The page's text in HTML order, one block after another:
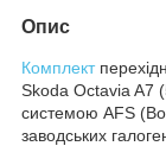
Опис
Комплект
Skoda Octavia A7
системою AFS
заводських